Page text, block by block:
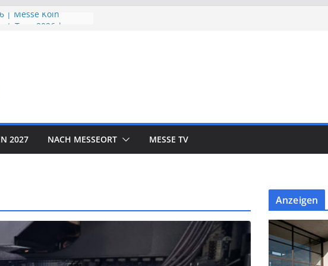
| Messe Köln
| Messe München
EXPO 2026 | Messe
SHOW 2026 | Messe
2027 NACH MESSEORT MESSE TV
Anzeigen